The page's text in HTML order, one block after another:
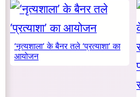
‘नृत्यशाला’ के बैनर तले ‘प्रत्याशा’ का
आयोजन